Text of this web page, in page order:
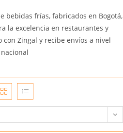
bebidas frías, fabricados en Bogotá,
la excelencia en restaurantes y
con Zingal y recibe envíos a nivel
nacional